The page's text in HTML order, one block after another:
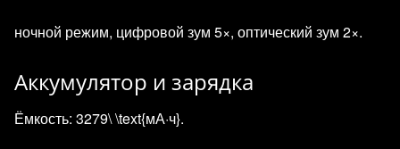
ночной режим, цифровой зум 5×, оптический зум 2×.
Аккумулятор и зарядка
Ёмкость: 3279\ \text{мА·ч}.